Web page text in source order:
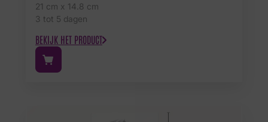
21 cm x 14.8 cm
3 tot 5 dagen
BEKIJK HET PRODUCT